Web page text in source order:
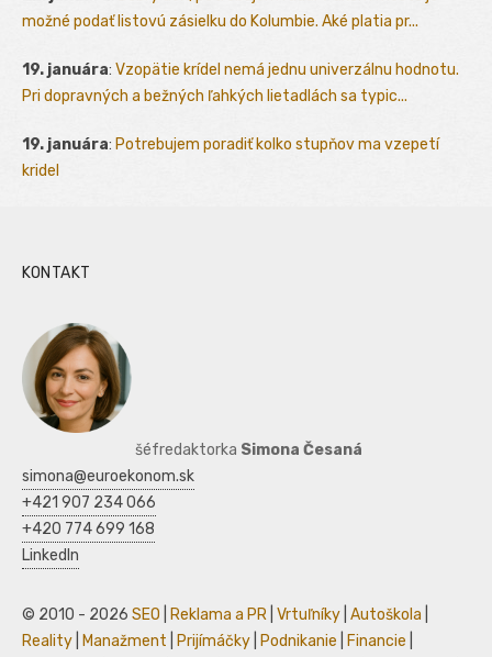
možné podať listovú zásielku do Kolumbie. Aké platia pr...
19. januára: Vzopätie krídel nemá jednu univerzálnu hodnotu.
Pri dopravných a bežných ľahkých lietadlách sa typic...
19. januára: Potrebujem poradiť kolko stupňov ma vzepetí
kridel
KONTAKT
šéfredaktorka Simona Česaná
simona@euroekonom.sk
+421 907 234 066
+420 774 699 168
LinkedIn
© 2010 - 2026 SEO Reklama a PR Vrtuľníky Autoškola
Reality
Manažment Prijímáčky Podnikanie Financie